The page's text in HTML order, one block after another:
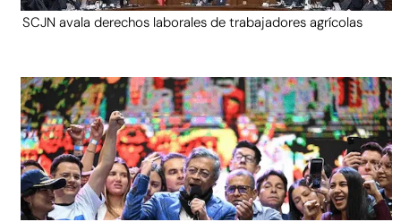
SCJN avala derechos laborales de trabajadores agrícolas